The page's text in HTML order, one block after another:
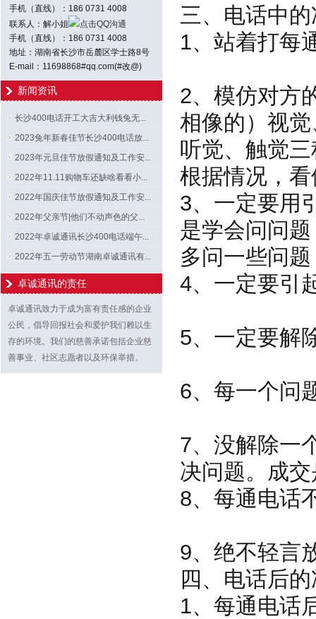
手机（直线）：186 0731 4008
联系人：解小姐
点击QQ沟通
手机（直线）：186 0731 4008
地址：湖南省长沙市岳麓区学士路8号
E-mail：11698868#qq.com(#改@)
新闻资讯
长沙400电话开工大吉大利钱兔无...
2023兔年新春佳节长沙400电话放...
2023年元旦佳节放假通知及工作安...
2022年11.11购物车还缺啥看看小...
2022年国庆佳节放假通知及工作安...
2022年父亲节|他们不动声色的父...
2022年卓诚通讯长沙400电话端午...
2022年五一劳动节湖南卓诚通讯有...
卓诚通讯的责任
卓诚通讯致力于成为富有责任感的企业
公民，倡导回报社会和爱护我们赖以生
存的环境。我们的慈善承诺包括企业慈
善事业、社区志愿者以及环保举措。
三、
1、
2、模仿对方
相像的）
听觉、触觉
根据情况，
3、一定要用
是学会问问
多问一些问
4、一定要引
5、一
6、每一
7、没解除一
决问题。成
8、每
9、绝不轻
四、电话后
1、每通电话